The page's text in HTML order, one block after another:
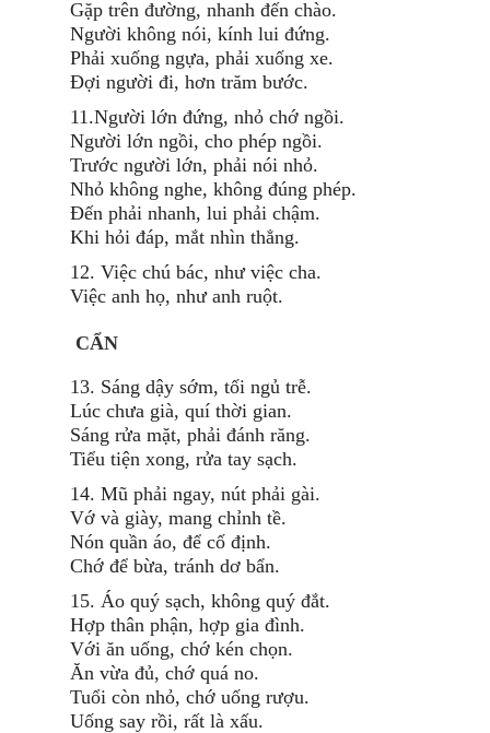
Gặp trên đường, nhanh đến chào.
Người không nói, kính lui đứng.
Phải xuống ngựa, phải xuống xe.
Đợi người đi, hơn trăm bước.
11.Người lớn đứng, nhỏ chớ ngồi.
Người lớn ngồi, cho phép ngồi.
Trước người lớn, phải nói nhỏ.
Nhỏ không nghe, không đúng phép.
Đến phải nhanh, lui phải chậm.
Khi hỏi đáp, mắt nhìn thẳng.
12. Việc chú bác, như việc cha.
Việc anh họ, như anh ruột.
CẨN
13. Sáng dậy sớm, tối ngủ trễ.
Lúc chưa già, quí thời gian.
Sáng rửa mặt, phải đánh răng.
Tiểu tiện xong, rửa tay sạch.
14. Mũ phải ngay, nút phải gài.
Vớ và giày, mang chỉnh tề.
Nón quần áo, để cố định.
Chớ để bừa, tránh dơ bẩn.
15. Áo quý sạch, không quý đắt.
Hợp thân phận, hợp gia đình.
Với ăn uống, chớ kén chọn.
Ăn vừa đủ, chớ quá no.
Tuổi còn nhỏ, chớ uống rượu.
Uống say rồi, rất là xấu.